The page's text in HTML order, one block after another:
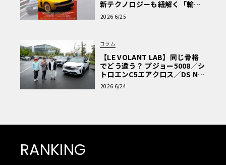
新テクノロジーも紐解く「輸入
車Q&A」
2026 6/25
コラム
【LE VOLANT LAB】同じ骨格
でどう違う？ プジョー5008／シ
トロエンC5エアクロス／DS Nº4
読者一気乗りレポート
2026 6/24
RANKING